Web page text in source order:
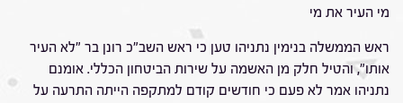
מי העיר את מי
ראש הממשלה בנימין נתניהו טען כי ראש השב"כ רונן בר "לא העיר
אותו", והטיל חלק מן האשמה על שירות הביטחון הכללי. אומנם
נתניהו אמר לא פעם כי חודשים קודם למתקפה הייתה התרעה על